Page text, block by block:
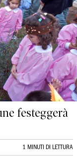
festeggerà
1 MINUTI DI LETTURA